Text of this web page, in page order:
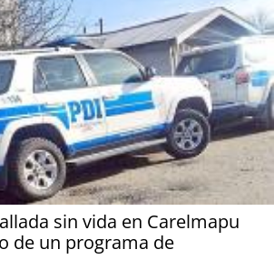
sin vida en Carelmapu
de un programa de